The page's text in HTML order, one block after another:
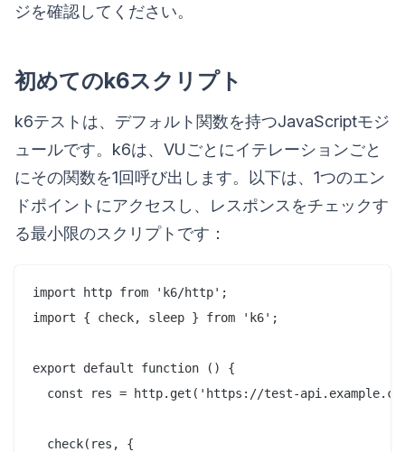
ジを確認してください。
初めてのk6スクリプト
k6テストは、デフォルト関数を持つJavaScriptモジ
ュールです。k6は、VUごとにイテレーションごと
にその関数を1回呼び出します。以下は、1つのエン
ドポイントにアクセスし、レスポンスをチェックす
る最小限のスクリプトです：
import http from 'k6/http';
import { check, sleep } from 'k6';
export default function () {
const res = http.get('https://test-
  check(res, {